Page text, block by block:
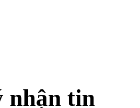
nhận tin